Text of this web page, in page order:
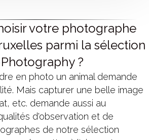
votre photographe
parmi la sélection
?
en photo un animal demande
Mais capturer une belle image
etc. demande aussi au
d'observation et de
de notre sélection